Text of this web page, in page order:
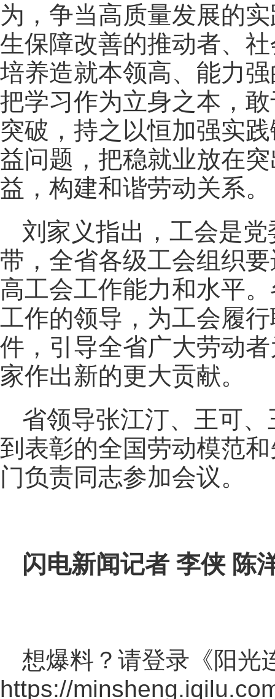
为，争当高质量发展的
生保障改善的推动者、
培养造就本领高、能力
把学习作为立身之本，
突破，持之以恒加强实
益问题，把稳就业放在
益，构建和谐劳动关系。
刘家义指出，工会是
带，全省各级工会组织
高工会工作能力和水平
工作的领导，为工会履
件，引导全省广大劳动
家作出新的更大贡献。
省领导张江汀、王可
到表彰的全国劳动模范
门负责同志参加会议。
闪电新闻记者 李侠 陈
想爆料？请登录《阳光
https://